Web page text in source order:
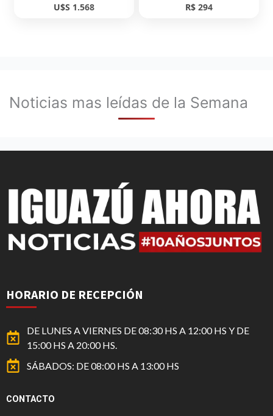
U$S 1.568 R$ 294
Noticias mas leídas de la Semana
HORARIO DE RECEPCIÓN
DE LUNES A VIERNES DE 08:30 HS A 12:00 HS Y DE
15:00 HS A 20:00 HS.
SÁBADOS: DE 08:00 HS A 13:00 HS
CONTACTO